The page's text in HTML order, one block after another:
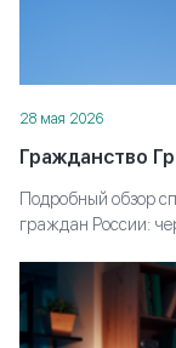
28 мая 2026
Гражданство
Подробный обзор
граждан России:
документы
паспорта.